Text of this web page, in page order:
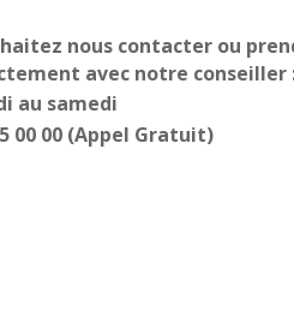
nous contacter ou
avec notre conseiller
au samedi
00 00 (Appel Gratuit)